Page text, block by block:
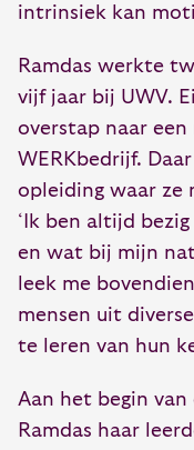
intrinsiek kan
Ramdas werkte
vijf jaar bij UWV.
overstap naar
WERKbedrijf.
opleiding waar ze
‘Ik ben altijd
en wat bij mijn
leek me
mensen uit
te leren van hun
Aan het begin
Ramdas haar